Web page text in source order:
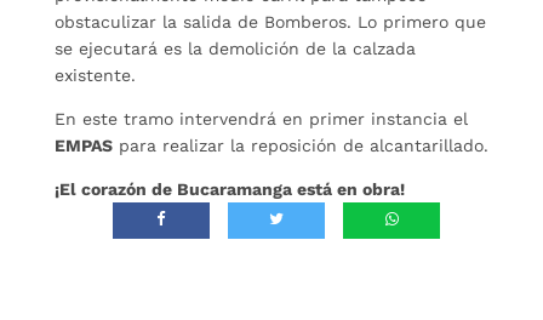
obstaculizar la salida de Bomberos. Lo primero que
se ejecutará es la demolición de la calzada
existente.
En este tramo intervendrá en primer instancia el
EMPASpara realizar la reposición de alcantarillado.
¡El corazón de Bucaramanga está en obra!